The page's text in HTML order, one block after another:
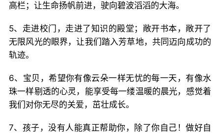
高栏；让生命扬帆前进，驶向碧波滔滔的大海。
5、走进校门，走进了知识的殿堂；敞开书本，敞开了
无限风光的眼界，让我们踏入芳草地，共同迈向成功的
轨迹。
6、宝贝，希望你有像云朵一样无忧的每一天，有像水
珠一样剔透的心灵，能享受每一缕温暖的晨光，感觉着
我们对你无尽的关爱，茁壮成长。
7、孩子，没有人能真正帮助你，除了你自己！做好自